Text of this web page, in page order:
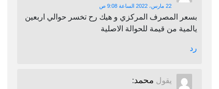
22 مارس، 2022 الساعة 9:08 ص
بسعر المصرف المركزي و هيك رح تخسر حوالي اربعين
يالمية من قيمة للحوالة الاصلية
رد
يقول محمد: